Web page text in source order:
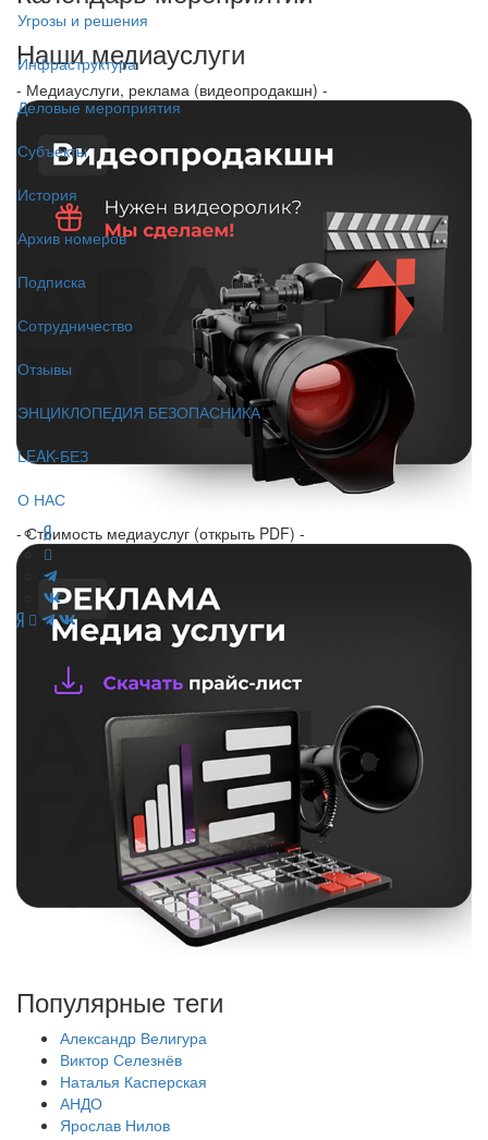
Угрозы и решения
Инфраструктура
Деловые мероприятия
Субъекты
История
Архив номеров
Подписка
Сотрудничество
Отзывы
ЭНЦИКЛОПЕДИЯ БЕЗОПАСНИКА
LEAK-БЕЗ
О НАС
Наши медиауслуги
- Медиауслуги, реклама (видеопродакшн) -
- Стоимость медиауслуг (открыть PDF) -
Популярные теги
Александр Велигура
Виктор Селезнёв
Наталья Касперская
АНДО
Ярослав Нилов